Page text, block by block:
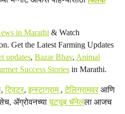
in Marathi & Watch
Get the Latest Farming Updates
updates, Bazar Bhav, Animal
Success Stories in Marathi.
,ट्विटर,इन्स्टाग्राम ,टेलिग्रामवरआणि
ॲग्रोवनच्यायूट्यूब चॅनेलला आजच